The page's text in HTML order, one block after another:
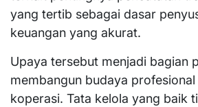
yang tertib sebagai dasar
keuangan yang akurat.
Upaya tersebut menjadi bagian
membangun budaya
koperasi. Tata kelola yang baik